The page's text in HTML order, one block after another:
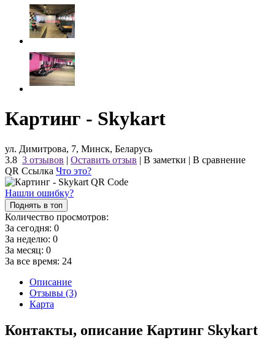
Картинг - Skykart
ул. Димитрова, 7, Минск, Беларусь
3.8 3 отзывов | Оставить отзыв | В заметки | В сравнение
QR Ссылка Что это?
Нашли ошибку?
Поднять в топ
Количество просмотров:
За сегодня: 0
За неделю: 0
За месяц: 0
За все время: 24
Описание
Отзывы (3)
Карта
Контакты, описание Картинг Skykart